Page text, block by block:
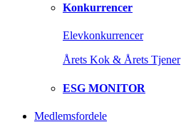
Konkurrencer
Elevkonkurrencer
Årets Kok & Årets Tjener
ESG MONITOR
Medlemsfordele